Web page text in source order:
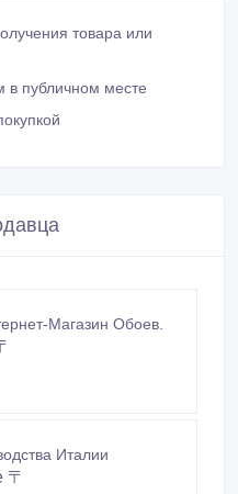
товара или
в публичном месте
Магазин Обоев.
Италии
〒